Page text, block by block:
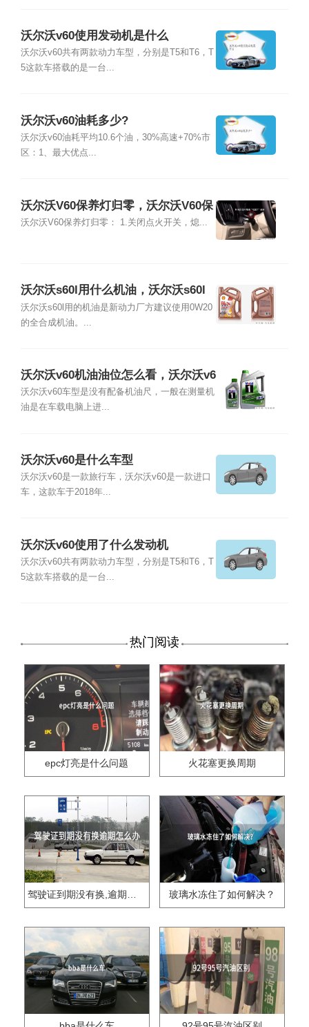
沃尔沃v60使用发动机是什么
沃尔沃v60共有两款动力车型，分别是T5和T6，T
5这款车搭载的是一台...
沃尔沃v60油耗多少?
沃尔沃v60油耗平均10.6个油，30%高速+70%市
区：1、最大优点...
沃尔沃V60保养灯归零，沃尔沃V60保
养灯怎么复位
沃尔沃V60保养灯归零： 1.关闭点火开关，熄...
沃尔沃s60l用什么机油，沃尔沃s60l
如何查看机油位置
沃尔沃s60l用的机油是新动力厂方建议使用0W20
的全合成机油。...
沃尔沃v60机油油位怎么看，沃尔沃v6
0机油加几升
沃尔沃v60车型是没有配备机油尺，一般在测量机
油是在车载电脑上进...
沃尔沃v60是什么车型
沃尔沃v60是一款旅行车，沃尔沃v60是一款进口
车，这款车于2018年...
沃尔沃v60使用了什么发动机
沃尔沃v60共有两款动力车型，分别是T5和T6，T
5这款车搭载的是一台...
热门阅读
epc灯亮是什么问题 火花塞更换周期
驾驶证到期没有换,逾期怎么办?? 玻璃水冻住了如何解决？